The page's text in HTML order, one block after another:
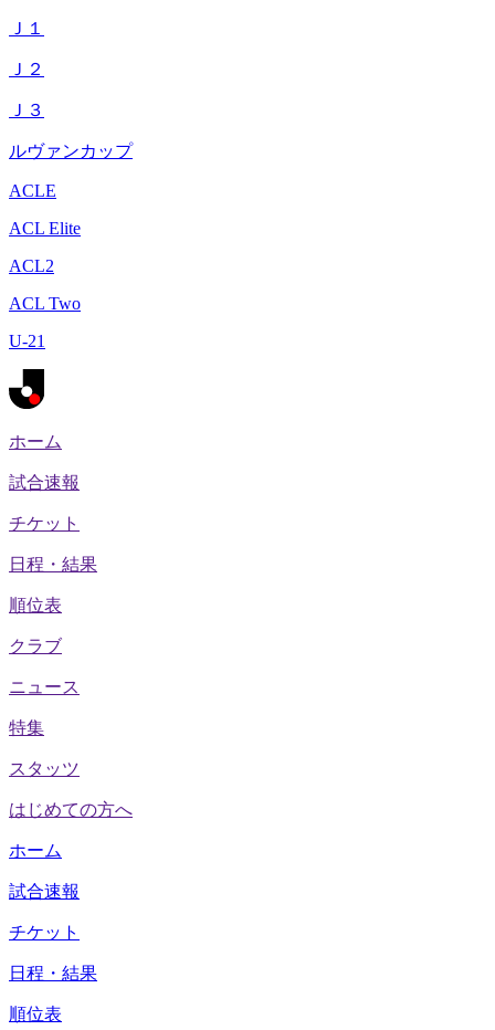
Ｊ１
Ｊ２
Ｊ３
ルヴァンカップ
ACLE
ACL Elite
ACL2
ACL Two
U-21
ホーム
試合速報
チケット
日程・結果
順位表
クラブ
ニュース
特集
スタッツ
はじめての方へ
ホーム
試合速報
チケット
日程・結果
順位表